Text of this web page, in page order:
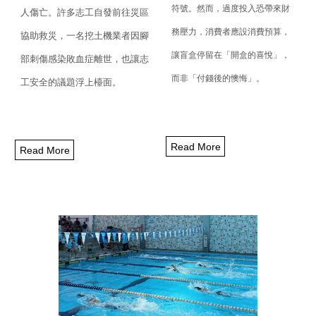
人傷亡。許多志工自發前往災區
協助救災， 一名挖土機業者因腳
部刺傷感染敗血症離世， 也讓志
工安全的議題浮上檯面。
Read More
符號。然而， 過度投入恐帶來財
務壓力，消費者應設消費預算，
讓盲盒停留在「開盒的喜悅」，
而非「付錢後的懊悔」。
Read More